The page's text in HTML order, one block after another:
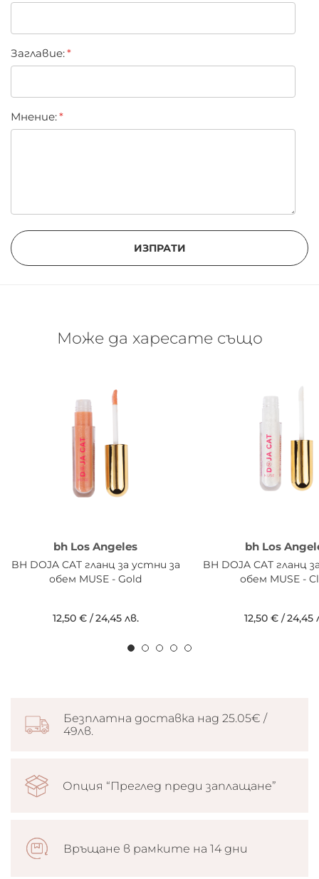
Заглавиe:
Мнение:
ИЗПРАТИ
Може да харесате също
bh Los Angeles
BH DOJA CAT гланц за устни за
обем MUSE - Gold
12,50 €/24,45 лв.
bh Los
BH DOJA CAT гланц
обем MUSE -
12,50 €/24,45
Безплатна доставка над 25.05€ /
49лв.
Опция “Преглед преди заплащане”
Връщане в рамките на 14 дни